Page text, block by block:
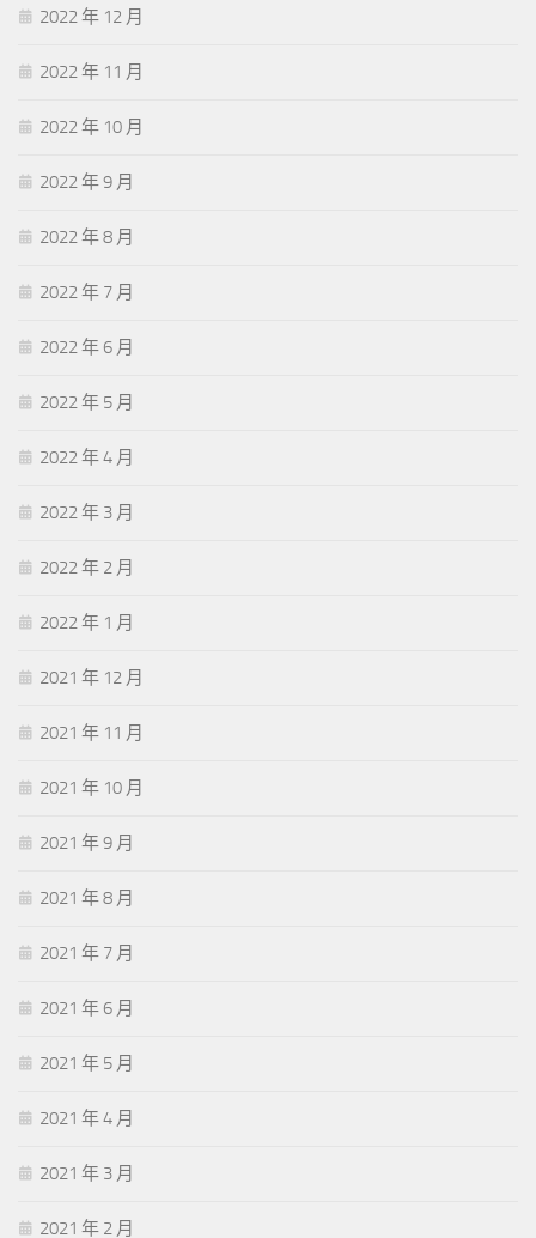
2022 年 12 月
2022 年 11 月
2022 年 10 月
2022 年 9 月
2022 年 8 月
2022 年 7 月
2022 年 6 月
2022 年 5 月
2022 年 4 月
2022 年 3 月
2022 年 2 月
2022 年 1 月
2021 年 12 月
2021 年 11 月
2021 年 10 月
2021 年 9 月
2021 年 8 月
2021 年 7 月
2021 年 6 月
2021 年 5 月
2021 年 4 月
2021 年 3 月
2021 年 2 月